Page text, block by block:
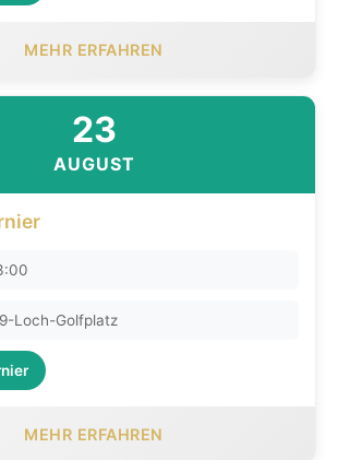
MEHR ERFAHREN
23
AUGUST
9-Loch-Golfplatz
MEHR ERFAHREN